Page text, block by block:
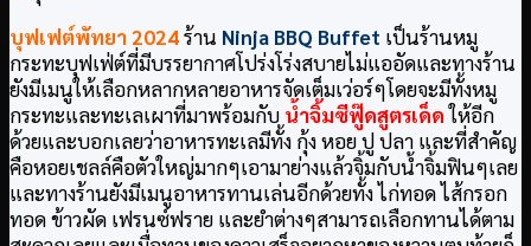
บุฟเฟต์พัทยา2024ร้าน Ninja BBQ Buffet เป็นร้านหมู
กระทะบุฟเฟ่ต์ที่มีบรรยากาศโปร่งโร่งสบายไม่แออัดและทางร้าน
ยังมีเมนูให้เลือกหลากหลายอาหารจัดเต็มเว่อร์ๆโดยจะมีทั้งหมู
กระทะและทะเลเผาที่มาพร้อมกับ น้ำจิ้มซีฟู๊ดสูตรเด็ดให้อีก
ด้วยและบอกเลยว่าอาหารทะเลมีทั้ง กุ้ง หอย ปู ปลา และที่สำคัญ
คือหอยเชลล์คือตัวใหญ่มากๆเอามาย่างแล้วจิ้มกับน้ำจิ้มฟินๆเลย
และทางร้านยังมีเมนูอาหารทานเล่นอีกด้วยทั้ง ไก่ทอด ไส้กรอก
ทอด ข้าวผัด เฟรนซ์ฟราย และยำต่างๆสามารถเลือกทานได้ตาม